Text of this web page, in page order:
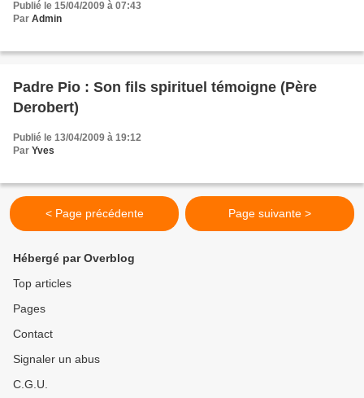
Publié le 15/04/2009 à 07:43
Par Admin
Padre Pio : Son fils spirituel témoigne (Père
Derobert)
Publié le 13/04/2009 à 19:12
Par Yves
< Page précédente Page suivante >
Hébergé par Overblog
Top articles
Pages
Contact
Signaler un abus
C.G.U.